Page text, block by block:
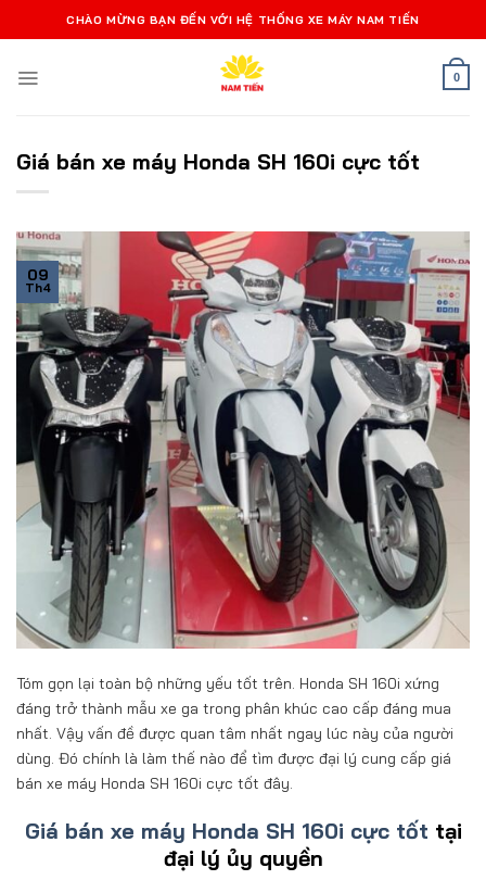
qua
dung
CHÀO MỪNG BẠN ĐẾN VỚI HỆ THỐNG XE MÁY NAM TIẾN
0
Giá bán xe máy Honda SH 160i cực tốt
09
Th4
Tóm gọn lại toàn bộ những yếu tốt trên. Honda SH 160i xứng
đáng trở thành mẫu xe ga trong phân khúc cao cấp đáng mua
nhất. Vậy vấn đề được quan tâm nhất ngay lúc này của người
dùng. Đó chính là làm thế nào để tìm được đại lý cung cấp giá
bán xe máy Honda SH 160i cực tốt đây.
Giá bán xe máy Honda SH 160i cực tốt tại
đại lý ủy quyền